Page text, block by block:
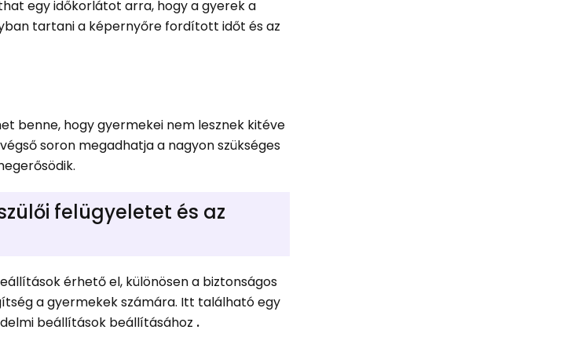
egy időkorlátot arra, hogy a gyerek a
tartani a képernyőre fordított időt és az
benne, hogy gyermekei nem lesznek kitéve
soron megadhatja a nagyon szükséges
felügyeletet és az
érhető el, különösen a biztonságos
a gyermekek számára. Itt található egy
beállítások beállításához .